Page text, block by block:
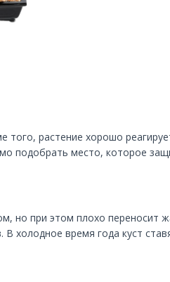
растение хорошо
подобрать место, которое
но при этом плохо переносит
холодное время года куст